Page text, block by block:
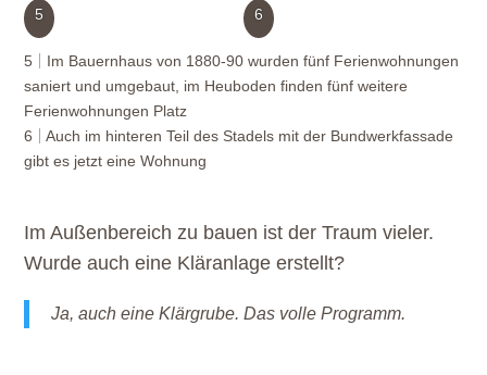
5 6
5
Im Bauernhaus von 1880-90 wurden fünf Ferienwohnungen
saniert und umgebaut, im Heuboden finden fünf weitere
Ferienwohnungen Platz
6
Auch im hinteren Teil des Stadels mit der Bundwerkfassade
gibt es jetzt eine Wohnung
Im Außenbereich zu bauen ist der Traum vieler.
Wurde auch eine Kläranlage erstellt?
Ja, auch eine Klärgrube. Das volle Programm.